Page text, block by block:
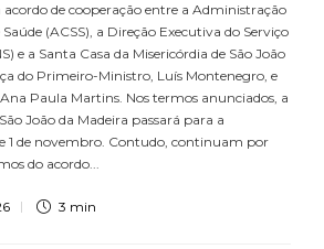
acordo de cooperação entre a Administração
(ACSS), a Direção Executiva do Serviço
e a Santa Casa da Misericórdia de São João
do Primeiro-Ministro, Luís Montenegro, e
Paula Martins. Nos termos anunciados, a
João da Madeira passará para a
1 de novembro. Contudo, continuam por
do acordo...
3 min